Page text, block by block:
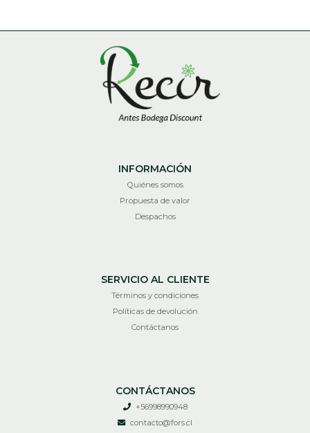
INFORMACIÓN
Quiénes somos
Propuesta de valor
Despachos
SERVICIO AL CLIENTE
Términos y condiciones
Políticas de devolución
Contáctanos
CONTÁCTANOS
+56998990948
contacto@fors.cl